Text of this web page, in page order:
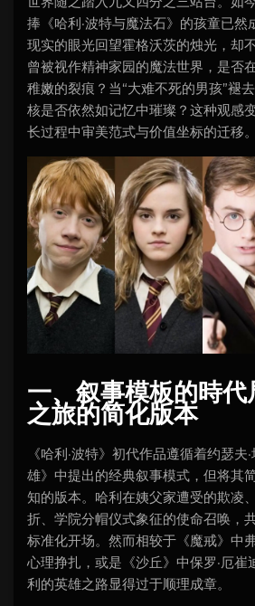
捧《哈利·波特与魔法石》的孩童已然
现实的眼光回望霍格沃茨的烛光，却
曾被视作精神家园的魔法世界，是否
稚嫩的裂痕？当“大难不死的男孩”褪
核是否依然如记忆中璀璨？这种观感
长过程中审美范式与价值坐标的迁移。
一、叙事模板的時
之旅的简化版本
《哈利·波特》初代作品遵循着约瑟夫
雄》中提出的经典叙事模式，但将其
知的版本。哈利在姨父家遭受的欺凌
折、学院分帽仪式象征的使命召唤，
标准化开场。然而相较于《魔戒》中
心理挣扎，或是《沙丘》中保罗·厄崔
利的英雄之路显得过于顺理成章。